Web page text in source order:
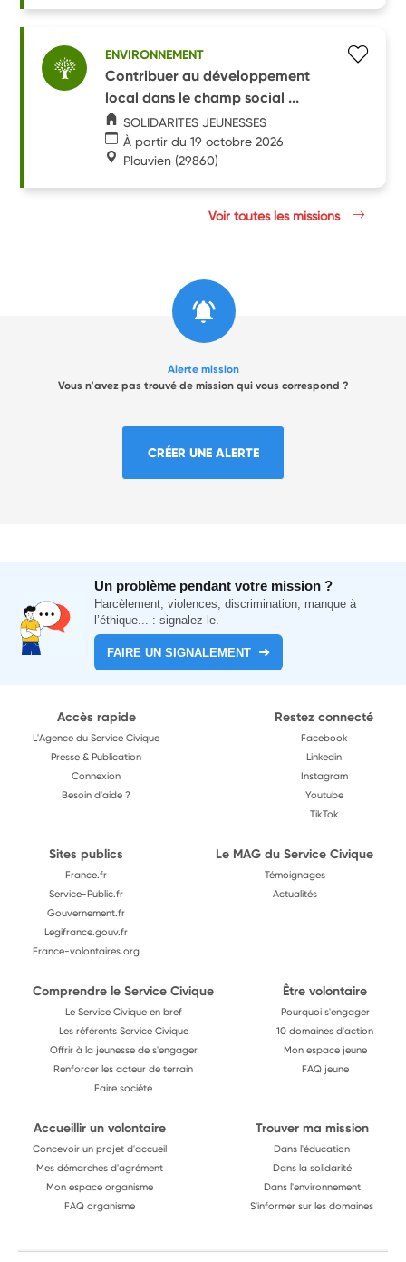
ENVIRONNEMENT
Contribuer au développement
local dans le champ social ...
SOLIDARITES JEUNESSES
À partir du 19 octobre 2026
Plouvien (29860)
Voir toutes les missions
Alerte mission
Vous n'avez pas trouvé de mission qui vous correspond ?
CRÉER UNE ALERTE
Un problème pendant votre mission ?
Harcèlement, violences, discrimination, manque à
l’éthique... : signalez-le.
FAIRE UN SIGNALEMENT
Accès rapide
L'Agence du Service Civique
Presse & Publication
Connexion
Besoin d'aide ?
Restez connecté
Facebook
Linkedin
Instagram
Youtube
TikTok
Sites publics
France.fr
Service-Public.fr
Gouvernement.fr
Legifrance.gouv.fr
France-volontaires.org
Le MAG du Service Civique
Témoignages
Actualités
Comprendre le Service Civique
Le Service Civique en bref
Les référents Service Civique
Offrir à la jeunesse de s'engager
Renforcer les acteur de terrain
Faire société
Être volontaire
Pourquoi s'engager
10 domaines d'action
Mon espace jeune
FAQ jeune
Accueillir un volontaire
Concevoir un projet d'accueil
Mes démarches d'agrément
Mon espace organisme
FAQ organisme
Trouver ma mission
Dans l'éducation
Dans la solidarité
Dans l'environnement
S'informer sur les domaines